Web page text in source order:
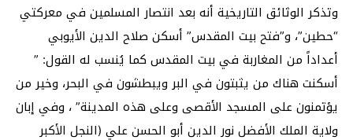
وتذكر الوثائق التاريخية أنه بعد انتصار المسلمين في معركتي
“حطين”، و”فتح بيت المقدس” أسكن صلاح الدين الأيوبي
أعداداً من المغاربة في بيت المقدس كما يُنسب له القول: ”
أسكنت هناك من يثبتون في البر ويبطشون في البحر، وخير من
يؤتمنون على المسجد الأقصى وعلى هذه المدينة” ، وفي إبان
ولاية الملك الأفضل نور الدين أبو الحسن علي (النجل الأكبر